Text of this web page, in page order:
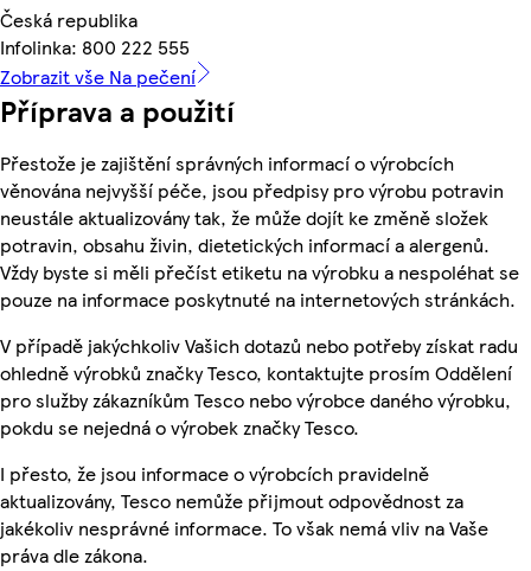
Česká republika
Infolinka: 800 222 555
Zobrazit vše Na pečení
Příprava a použití
Přestože je zajištění správných informací o výrobcích
věnována nejvyšší péče, jsou předpisy pro výrobu potravin
neustále aktualizovány tak, že může dojít ke změně složek
potravin, obsahu živin, dietetických informací a alergenů.
Vždy byste si měli přečíst etiketu na výrobku a nespoléhat se
pouze na informace poskytnuté na internetových stránkách.
V případě jakýchkoliv Vašich dotazů nebo potřeby získat radu
ohledně výrobků značky Tesco, kontaktujte prosím Oddělení
pro služby zákazníkům Tesco nebo výrobce daného výrobku,
pokdu se nejedná o výrobek značky Tesco.
I přesto, že jsou informace o výrobcích pravidelně
aktualizovány, Tesco nemůže přijmout odpovědnost za
jakékoliv nesprávné informace. To však nemá vliv na Vaše
práva dle zákona.